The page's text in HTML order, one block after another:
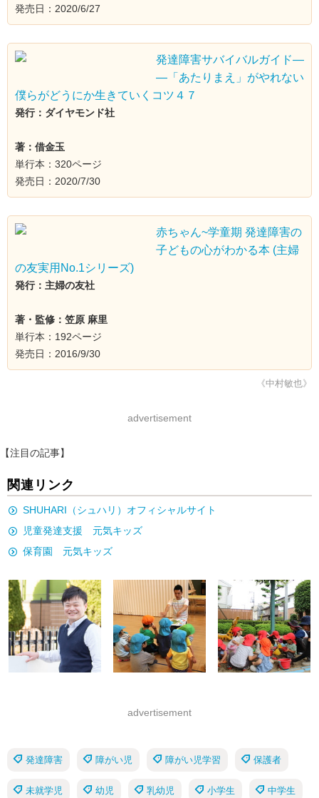
発売日：2020/6/27
発達障害サバイバルガイド―
―「あたりまえ」がやれない
僕らがどうにか生きていくコツ４７
発行：ダイヤモンド社
著：借金玉
単行本：320ページ
発売日：2020/7/30
赤ちゃん~学童期 発達障害の
子どもの心がわかる本 (主婦
の友実用No.1シリーズ)
発行：主婦の友社
著・監修：笠原 麻里
単行本：192ページ
発売日：2016/9/30
《中村敏也》
advertisement
【注目の記事】
関連リンク
SHUHARI（シュハリ）オフィシャルサイト
児童発達支援 元気キッズ
保育園 元気キッズ
advertisement
発達障害 障がい児 障がい児学習 保護者
未就学児 幼児 乳幼児 小学生 中学生